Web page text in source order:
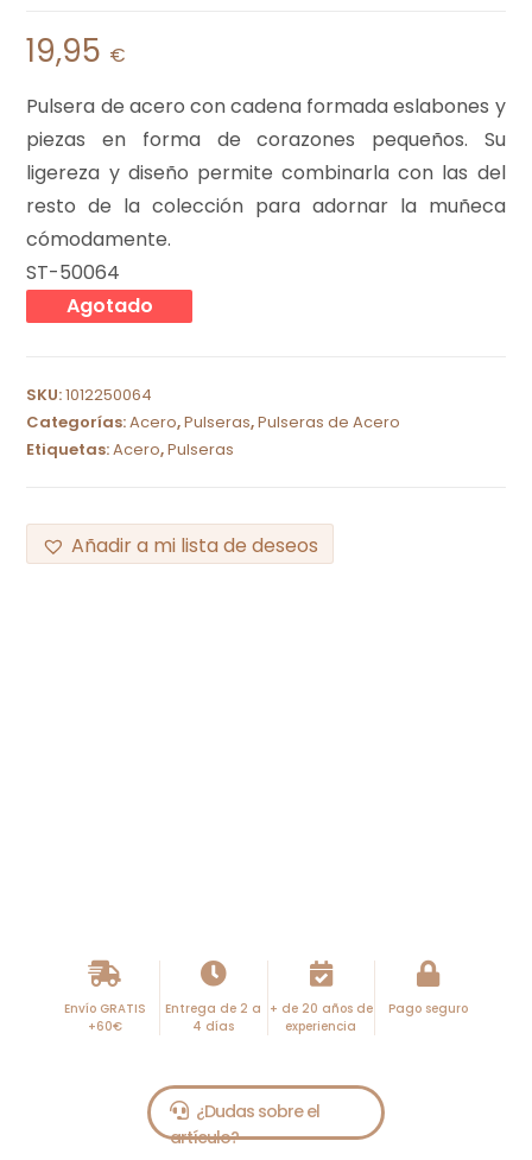
19,95 €
Pulsera de acero con cadena formada eslabones y
piezas en forma de corazones pequeños. Su
ligereza y diseño permite combinarla con las del
resto de la colección para adornar la muñeca
cómodamente.
ST-50064
Agotado
SKU:1012250064
Categorías:Acero,Pulseras,Pulseras de Acero
Etiquetas:Acero,Pulseras
Añadir a mi lista de deseos
Envío GRATIS
+60€
Entrega de 2 a
4 días
+ de 20 años de
experiencia
Pago seguro